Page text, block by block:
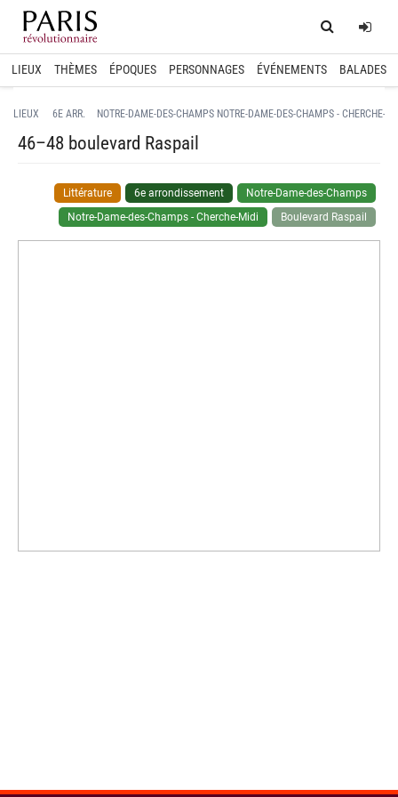
Home
LIEUX THÈMES ÉPOQUES PERSONNAGES ÉVÉNEMENTS BALADES
LIEUX 6E ARR. NOTRE-DAME-DES-CHAMPS NOTRE-DAME-DES-CHAMPS - CHERCHE-
46–48 boulevard Raspail
Littérature 6e arrondissement
Notre-Dame-des-Champs
Notre-Dame-des-Champs - Cherche-Midi
Boulevard Raspail